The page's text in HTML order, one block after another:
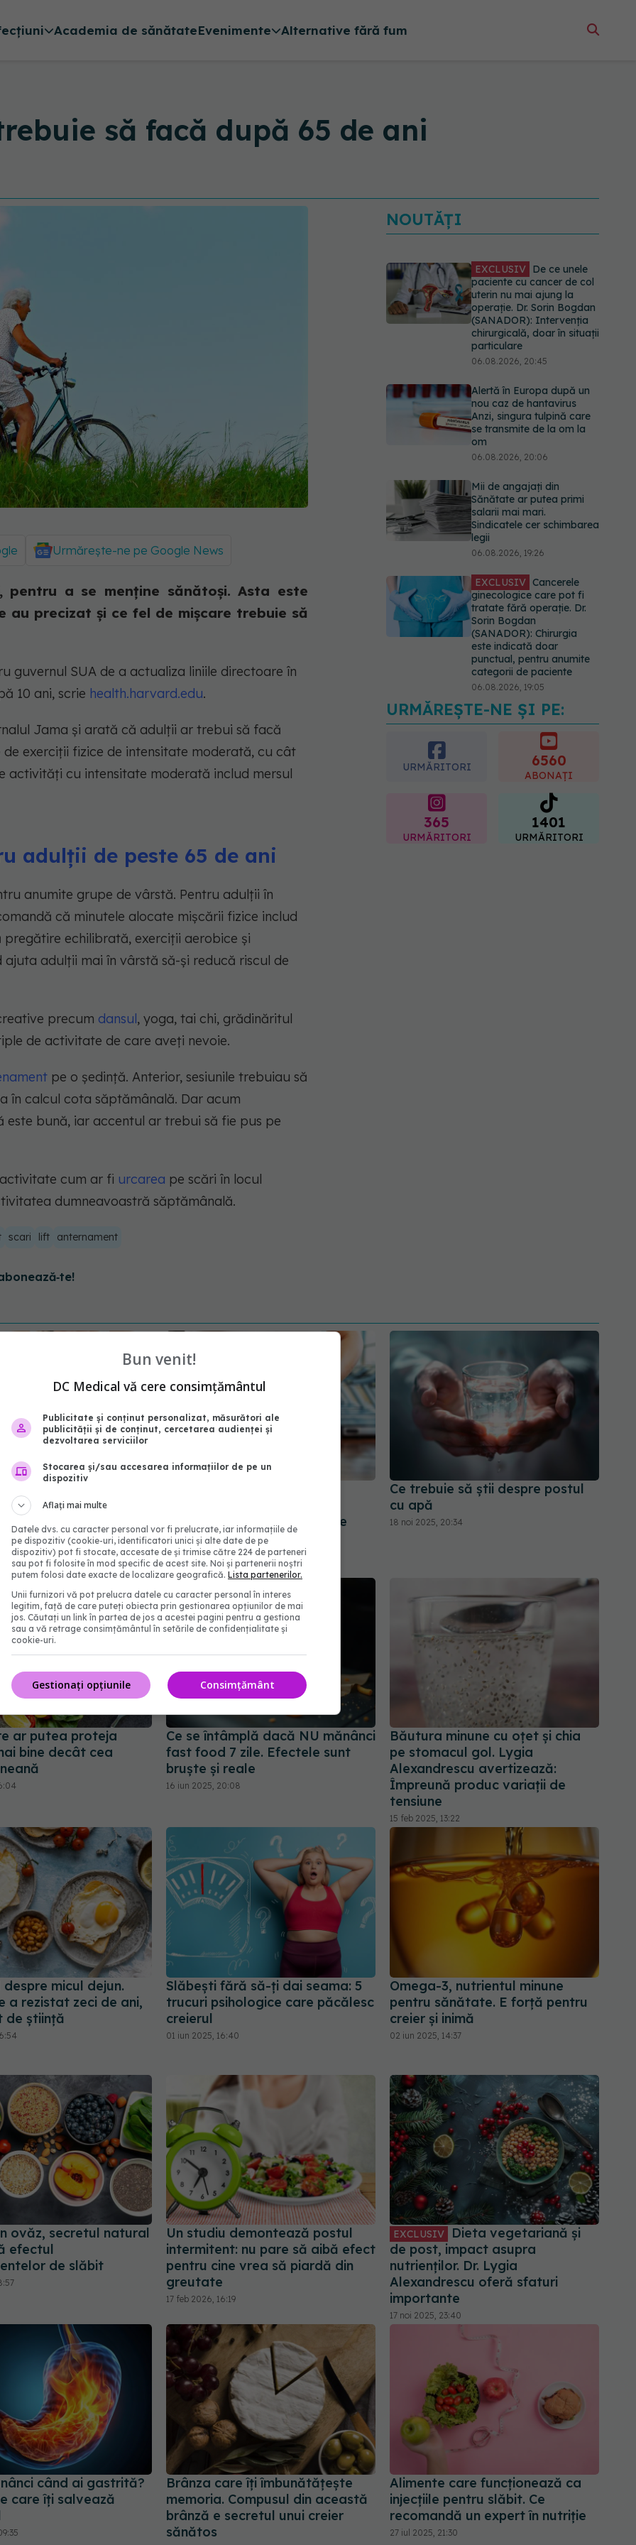
Academia de sănătateEvenimente Alternative fără fum
să facă după 65 de ani
Urmărește-ne pe Google News
a se menține sănătoși. Asta este
au precizat și ce fel de mișcare trebuie să
guvernul SUA de a actualiza liniile directoare în
10 ani, scrie health.harvard.edu.
Jama și arată că adulții ar trebui să facă
exerciții fizice de intensitate moderată, cu cât
activități cu intensitate moderată includ mersul
adulții de peste 65 de ani
anumite grupe de vârstă. Pentru adulții în
că minutele alocate mișcării fizice includ
echilibrată, exerciții aerobice și
adulții mai în vârstă să-și reducă riscul de
precum dansul, yoga, tai chi, grădinăritul
de activitate de care aveți nevoie.
pe o ședință. Anterior, sesiunile trebuiau să
în calcul cota săptămânală. Dar acum
bună, iar accentul ar trebui să fie pus pe
cum ar fi urcarea pe scări în locul
dumneavoastră săptămânală.
scari lift anternament
NOUTĂȚI
EXCLUSIV De ce unele
paciente cu cancer de col
uterin nu mai ajung la
operație. Dr. Sorin Bogdan
(SANADOR): Intervenția
chirurgicală, doar în situații
particulare
06.08.2026, 20:45
Alertă în Europa după un
nou caz de hantavirus
Anzi, singura tulpină care
se transmite de la om la
om
06.08.2026, 20:06
Mii de angajați din
Sănătate ar putea primi
salarii mai mari.
Sindicatele cer schimbarea
legii
06.08.2026, 19:26
EXCLUSIV Cancerele
ginecologice care pot fi
tratate fără operație. Dr.
Sorin Bogdan
(SANADOR): Chirurgia
este indicată doar
punctual, pentru anumite
categorii de paciente
06.08.2026, 19:05
EXCLUSIV Brahiterapie
vs radioterapie externă în
cancerul ginecologic. Dr.
Sorin Bogdan (SANADOR)
explică diferența și cum
acționează tratamentul
URMĂREȘTE-NE ȘI PE:
URMĂRITORI 6560
ABONAȚI
365
URMĂRITORI
1401
URMĂRITORI
arde grăsimea rapid.
să renunți pentru a
de kilogramele
lumea". Bilic: Acest aliment e
soluția!
09 ian 2026, 13:10
Ce trebuie să știi despre postul
cu apă
18 noi 2025, 20:34
ar putea proteja
bine decât cea
Ce se întâmplă dacă NU mănânci
fast food 7 zile. Efectele sunt
bruște și reale
16 iun 2025, 20:08
Băutura minune cu oțet și chia
pe stomacul gol. Lygia
Alexandrescu avertizează:
Împreună produc variații de
tensiune
15 feb 2025, 13:22
micul dejun.
a rezistat zeci de ani,
de știință
Slăbești fără să-ți dai seama: 5
trucuri psihologice care păcălesc
creierul
01 iun 2025, 16:40
Omega-3, nutrientul minune
pentru sănătate. E forță pentru
creier și inimă
02 iun 2025, 14:37
ovăz, secretul natural
efectul
de slăbit
Un studiu demontează postul
intermitent: nu pare să aibă efect
pentru cine vrea să piardă din
greutate
17 feb 2026, 16:19
EXCLUSIV
Dieta vegetariană și
de post, impact asupra
nutrienților. Dr. Lygia
Alexandrescu oferă sfaturi
importante
17 noi 2025, 23:40
când ai gastrită?
care îți salvează
Brânza care îți îmbunătățește
memoria. Compusul din această
brânză e secretul unui creier
sănătos
Alimente care funcționează ca
injecțiile pentru slăbit. Ce
recomandă un expert în nutriție
27 iul 2025, 21:30
Bun venit!
DC Medical vă cere consimțământul
Publicitate și conținut personalizat, măsurători ale
publicității și de conținut, cercetarea audienței și
dezvoltarea serviciilor
Stocarea și/sau accesarea informațiilor de pe un
dispozitiv
Aflați mai multe
Datele dvs. cu caracter personal vor fi prelucrate, iar informațiile de
pe dispozitiv (cookie-uri, identificatori unici și alte date de pe
dispozitiv) pot fi stocate, accesate de și trimise către 224 de parteneri
sau pot fi folosite în mod specific de acest site. Noi și partenerii noștri
putem folosi date exacte de localizare geografică. Lista partenerilor.
Unii furnizori vă pot prelucra datele cu caracter personal în interes
legitim, față de care puteți obiecta prin gestionarea opțiunilor de mai
jos. Căutați un link în partea de jos a acestei pagini pentru a gestiona
sau a vă retrage consimțământul în setările de confidențialitate și
cookie-uri.
Consimțământ
Gestionați opțiunile